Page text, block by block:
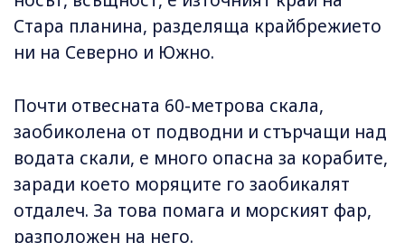
Стара планина, разделяща крайбрежието
ни на Северно и Южно.
Почти отвесната 60-метрова скала,
заобиколена от подводни и стърчащи над
водата скали, е много опасна за корабите,
заради което моряците го заобикалят
отдалеч. За това помага и морският фар,
разположен на него.